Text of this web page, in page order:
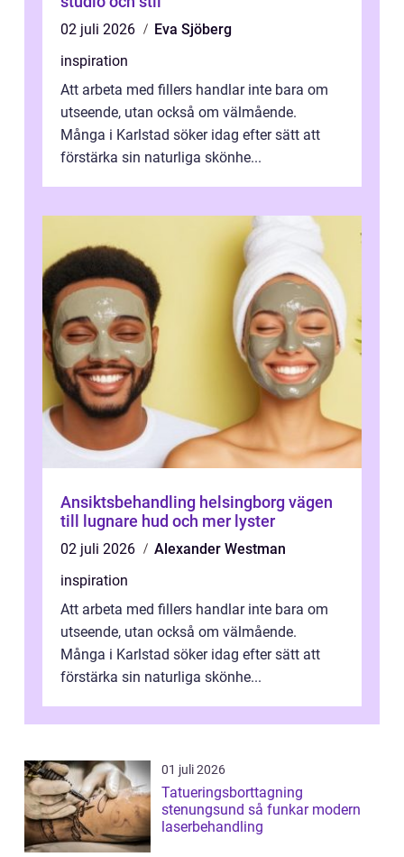
02 juli 2026
Eva Sjöberg
inspiration
Att arbeta med fillers handlar inte bara om
utseende, utan också om välmående.
Många i Karlstad söker idag efter sätt att
förstärka sin naturliga skönhe...
Ansiktsbehandling helsingborg vägen
till lugnare hud och mer lyster
02 juli 2026
Alexander Westman
inspiration
Att arbeta med fillers handlar inte bara om
utseende, utan också om välmående.
Många i Karlstad söker idag efter sätt att
förstärka sin naturliga skönhe...
01 juli 2026
Tatueringsborttagning
stenungsund så funkar modern
laserbehandling